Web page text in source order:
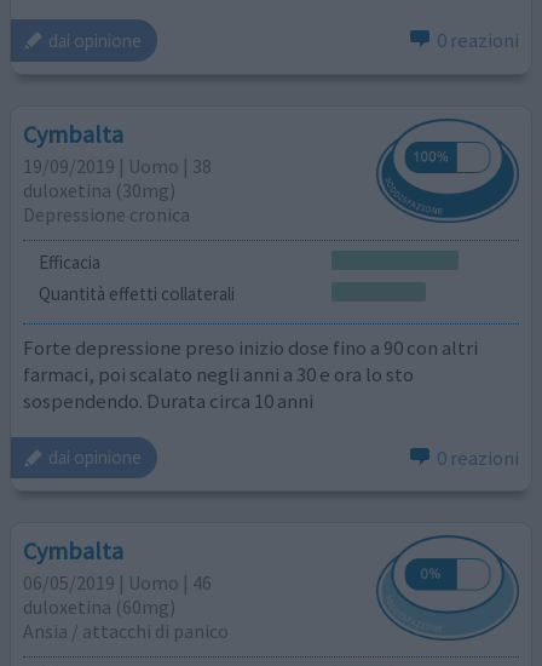
dai opinione 0 reazioni
Cymbalta
19/09/2019 | Uomo | 38
duloxetina (30mg)
Depressione cronica
Efficacia
Quantità effetti collaterali
Forte depressione preso inizio dose fino a 90 con altri
farmaci, poi scalato negli anni a 30 e ora lo sto
sospendendo. Durata circa 10 anni
dai opinione 0 reazioni
Cymbalta
06/05/2019 | Uomo | 46
duloxetina (60mg)
Ansia / attacchi di panico